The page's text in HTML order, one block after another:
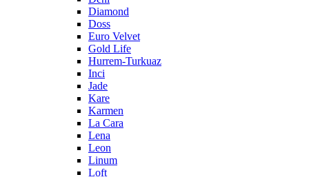
Diamond
Doss
Euro Velvet
Gold Life
Hurrem-Turkuaz
Inci
Jade
Kare
Karmen
La Cara
Lena
Leon
Linum
Loft